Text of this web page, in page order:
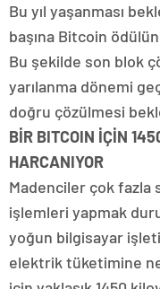
Bu yıl yaşanması
başına Bitcoin
Bu şekilde son blok
yarılanma dönemi
doğru çözülmesi
BİR BITCOIN İÇİN
HARCANIYOR
Madenciler çok fazla
işlemleri yapmak
yoğun bilgisayar
elektrik tüketimine